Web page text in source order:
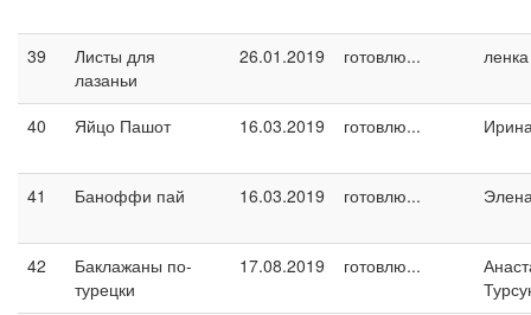
39
Листы для
лазаньи
26.01.2019 готовлю...
40 Яйцо Пашот 16.03.2019 готовлю...
41 Баноффи пай 16.03.2019 готовлю...
42
Баклажаны по-
турецки
17.08.2019 готовлю...